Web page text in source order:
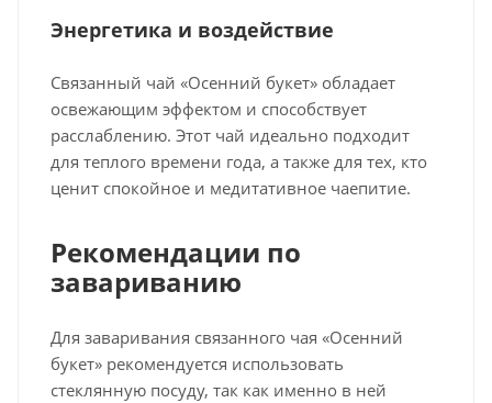
Энергетика и воздействие
Связанный чай «Осенний букет» обладает
освежающим эффектом и способствует
расслаблению. Этот чай идеально подходит
для теплого времени года, а также для тех, кто
ценит спокойное и медитативное чаепитие.
Рекомендации по
завариванию
Для заваривания связанного чая «Осенний
букет» рекомендуется использовать
стеклянную посуду, так как именно в ней